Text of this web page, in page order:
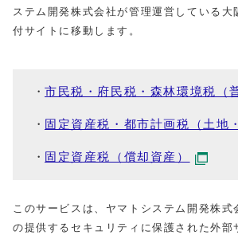
ステム開発株式会社が管理運営している大
付サイトに移動します。
市民税・府民税・森林環境税（
固定資産税・都市計画税（土地
固定資産税（償却資産）
このサービスは、ヤマトシステム開発株式
の提供するセキュリティに保護された外部